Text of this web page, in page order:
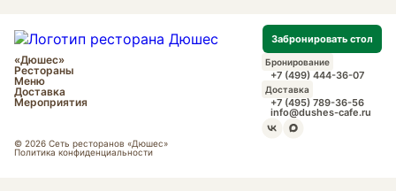
Забронировать стол
«Дюшес»
Рестораны
Меню
Доставка
Мероприятия
Бронирование
+7 (499) 444-36-07
Доставка
+7 (495) 789-36-56
info@dushes-cafe.ru
© 2026 Сеть ресторанов «Дюшес»
Политика конфиденциальности